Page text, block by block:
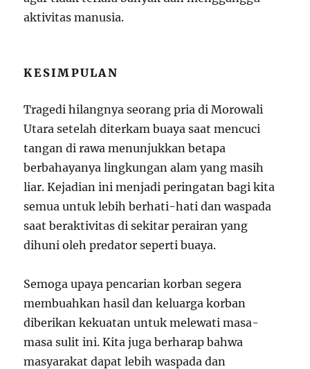
aktivitas manusia.
KESIMPULAN
Tragedi hilangnya seorang pria di Morowali
Utara setelah diterkam buaya saat mencuci
tangan di rawa menunjukkan betapa
berbahayanya lingkungan alam yang masih
liar. Kejadian ini menjadi peringatan bagi kita
semua untuk lebih berhati-hati dan waspada
saat beraktivitas di sekitar perairan yang
dihuni oleh predator seperti buaya.
Semoga upaya pencarian korban segera
membuahkan hasil dan keluarga korban
diberikan kekuatan untuk melewati masa-
masa sulit ini. Kita juga berharap bahwa
masyarakat dapat lebih waspada dan